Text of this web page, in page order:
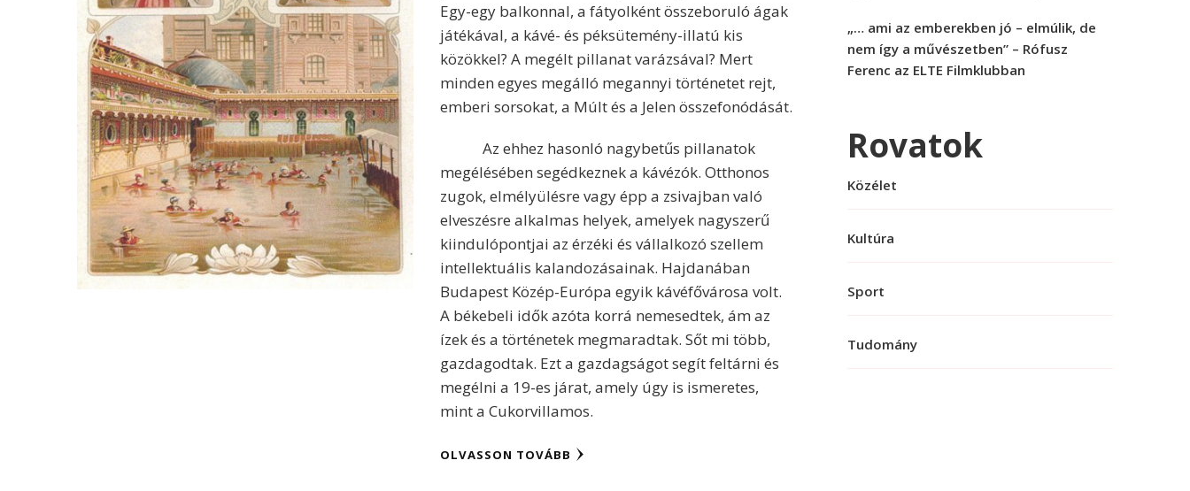
Egy-egy balkonnal, a fátyolként összeboruló ágak
játékával, a kávé- és péksütemény-illatú kis
közökkel? A megélt pillanat varázsával? Mert
minden egyes megálló megannyi történetet rejt,
emberi sorsokat, a Múlt és a Jelen összefonódását.
Az ehhez hasonló nagybetűs pillanatok
megélésében segédkeznek a kávézók. Otthonos
zugok, elmélyülésre vagy épp a zsivajban való
elveszésre alkalmas helyek, amelyek nagyszerű
kiindulópontjai az érzéki és vállalkozó szellem
intellektuális kalandozásainak. Hajdanában
Budapest Közép-Európa egyik kávéfővárosa volt.
A békebeli idők azóta korrá nemesedtek, ám az
ízek és a történetek megmaradtak. Sőt mi több,
gazdagodtak. Ezt a gazdagságot segít feltárni és
megélni a 19-es járat, amely úgy is ismeretes,
mint a Cukorvillamos.
OLVASSON TOVÁBB
„… ami az emberekben jó – elmúlik, de
nem így a művészetben” – Rófusz
Ferenc az ELTE Filmklubban
Rovatok
Közélet
Kultúra
Sport
Tudomány